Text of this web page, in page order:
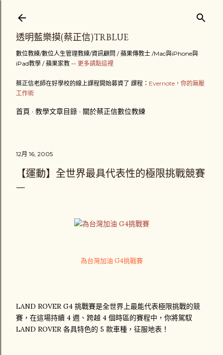
透明藍樂摸(蔡正信)TRBLUE
數位教練/數位人生管理教練/資訊顧問 / 蘋果傳教士 /Mac與iPhone與
iPad教學 / 蘋果家教 -- 更多請點這裡
蔡正信老師在好學校的線上課程開始募資了 課程： Evernote，你的無壓
工作術
首頁 教學文章目錄 關於蔡正信數位教練
12月 16, 2005
【運動】全世界最具代表性的極限挑戰競賽
為台灣加油 G4挑戰賽
LAND ROVER G4 挑戰賽是全世界上最能代表極限挑戰的競
賽，在這場持續 4 週、跨越 4 個時區的賽程中，你將駕馭
LAND ROVER 各具特色的 5 款車種，征服地表！